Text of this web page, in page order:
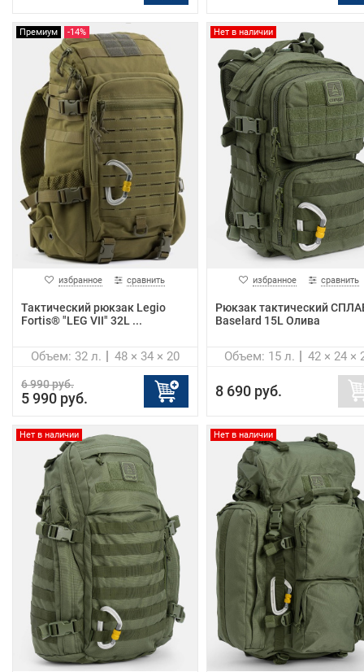
Премиум -14%
избранное сравнить
Тактический рюкзак Legio
Fortis® "LEG VII" 32L ...
48 × 34 × 20
Объем: 32 л.
6 990 руб.
5 990 руб.
Нет в наличии
избранное сравнить
Рюкзак тактический
Baselard 15L Оливa
42 × 24 ×
Объем: 15 л.
8 690 руб.
Нет в наличии Нет в наличии